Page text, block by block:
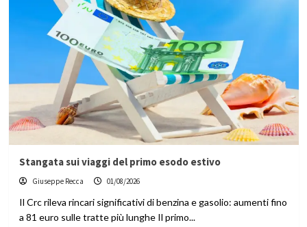
Stangata sui viaggi del primo esodo estivo
Giuseppe Recca 01/08/2026
Il Crc rileva rincari significativi di benzina e gasolio: aumenti fino
a 81 euro sulle tratte più lunghe Il primo...